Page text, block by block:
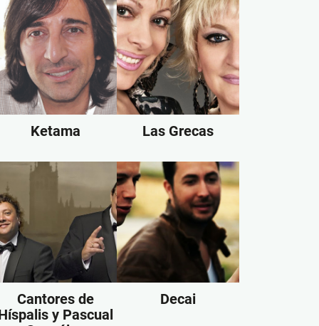
Ketama Las Grecas
Cantores de
y Pascual
Decai